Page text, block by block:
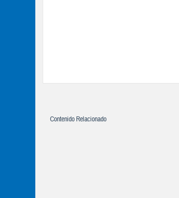
Contenido Relacionado